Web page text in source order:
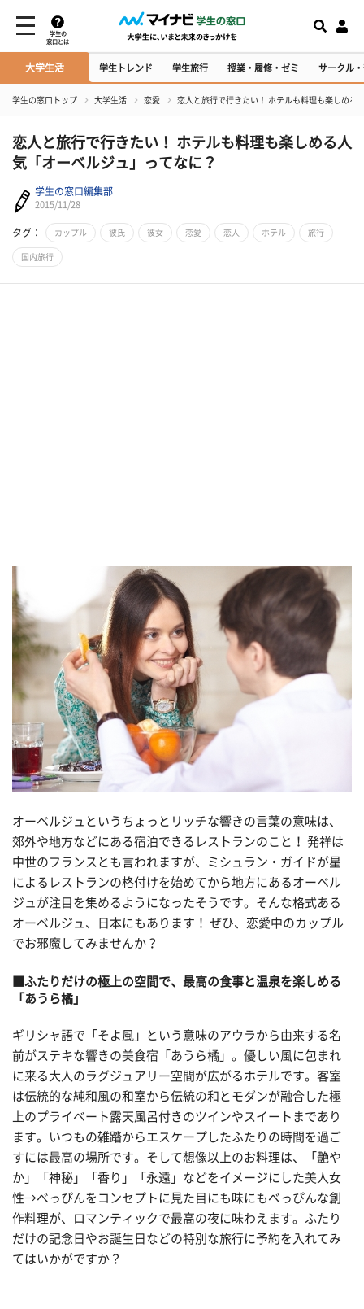
学生の
窓口とは
大学生活 学生トレンド 学生旅行 授業・履修・ゼミ サークル
学生の窓口トップ 大学生活 恋愛 恋人と旅行で行きたい！ ホテルも料理も楽しめる
恋人と旅行で行きたい！ ホテルも料理も楽しめる人
気「オーベルジュ」ってなに？
学生の窓口編集部
2015/11/28
タグ： カップル 彼氏 彼女 恋愛 恋人 ホテル 旅行
国内旅行
オーベルジュというちょっとリッチな響きの言葉の意味は、
郊外や地方などにある宿泊できるレストランのこと！ 発祥は
中世のフランスとも言われますが、ミシュラン・ガイドが星
によるレストランの格付けを始めてから地方にあるオーベル
ジュが注目を集めるようになったそうです。そんな格式ある
オーベルジュ、日本にもあります！ ぜひ、恋愛中のカップル
でお邪魔してみませんか？
■ふたりだけの極上の空間で、最高の食事と温泉を楽しめる
「あうら橘」
ギリシャ語で「そよ風」という意味のアウラから由来する名
前がステキな響きの美食宿「あうら橘」。優しい風に包まれ
に来る大人のラグジュアリー空間が広がるホテルです。客室
は伝統的な純和風の和室から伝統の和とモダンが融合した極
上のプライベート露天風呂付きのツインやスイートまであり
ます。いつもの雑踏からエスケープしたふたりの時間を過ご
すには最高の場所です。そして想像以上のお料理は、「艶や
か」「神秘」「香り」「永遠」などをイメージにした美人女
性→べっぴんをコンセプトに見た目にも味にもべっぴんな創
作料理が、ロマンティックで最高の夜に味わえます。ふたり
だけの記念日やお誕生日などの特別な旅行に予約を入れてみ
てはいかがですか？